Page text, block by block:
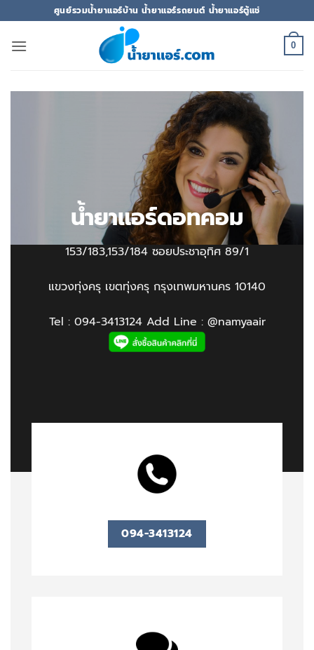
ไป
ยัง
ศูนย์รวมน้ำยาแอร์บ้าน น้ำยาแอร์รถยนต์ น้ำยาแอร์ตู้แช่
0
น้ำยาแอร์ดอทคอม
153/183,153/184 ซอยประชาอุทิศ 89/1
แขวงทุ่งครุ เขตทุ่งครุ กรุงเทพมหานคร 10140
Tel : 094-3413124 Add Line : @namyaair
094-3413124